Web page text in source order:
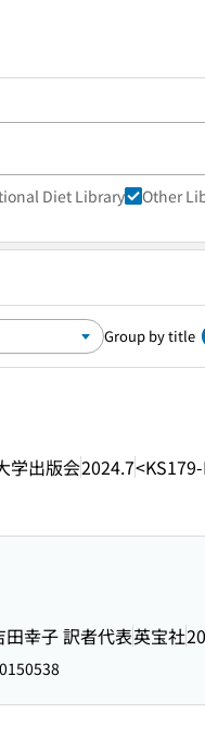
Diet Library Other
Group by title
学出版会2024.7
田幸子 訳者代表英宝社